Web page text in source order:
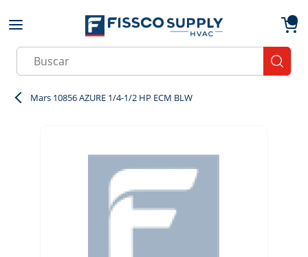
Skip to main content
Site Search
Mars 10856 AZURE 1/4-1/2 HP ECM BLW